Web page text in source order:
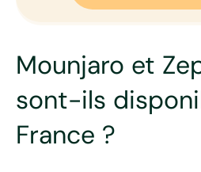
Mounjaro et
sont-ils
France ?